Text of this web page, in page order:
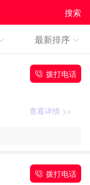
搜索
最新排序
拨打电话
查看详情 >>
拨打电话